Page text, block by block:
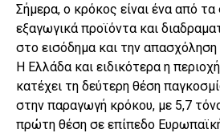
Σήμερα, ο κρόκος είναι ένα από
εξαγωγικά προϊόντα και
στο εισόδημα και την
Η Ελλάδα και ειδικότερα η
κατέχει τη δεύτερη θέση
στην παραγωγή κρόκου, με 5,7
πρώτη θέση σε επίπεδο